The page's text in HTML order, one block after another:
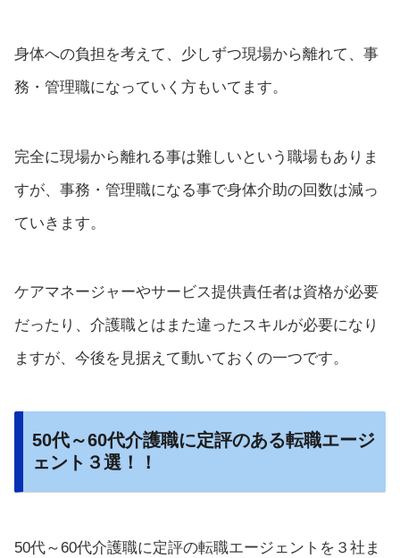
身体への負担を考えて、少しずつ現場から離れて、事
務・管理職になっていく方もいてます。
完全に現場から離れる事は難しいという職場もありま
すが、事務・管理職になる事で身体介助の回数は減っ
ていきます。
ケアマネージャーやサービス提供責任者は資格が必要
だったり、介護職とはまた違ったスキルが必要になり
ますが、今後を見据えて動いておくの一つです。
50代～60代介護職に定評のある転職エージ
ェント３選！！
50代～60代介護職に定評の転職エージェントを３社ま